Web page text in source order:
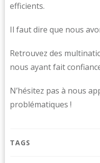
efficients.
Il faut dire que nous
Retrouvez des
nous ayant fait
N’hésitez pas à nous
problématiques !
TAGS